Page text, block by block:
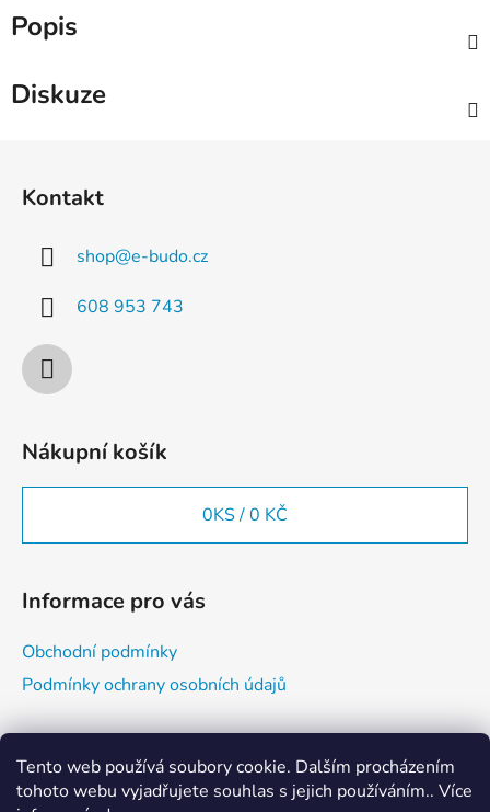
Tento web používá soubory cookie. Dalším procházením
tohoto webu vyjadřujete souhlas s jejich používáním.. Více
Popis
Diskuze
Kontakt
shop@e-budo.cz
608 953 743
Nákupní košík
0KS /0 KČ
Informace pro vás
Obchodní podmínky
Podmínky ochrany osobních údajů
Vyhledávání